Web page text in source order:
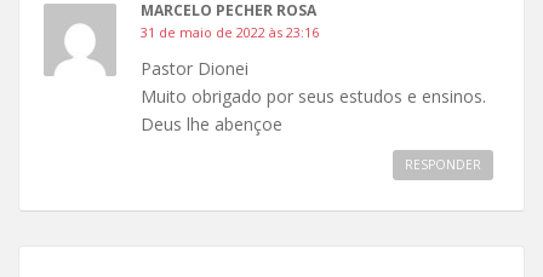
MARCELO PECHER ROSA
31 de maio de 2022 às 23:16
Pastor Dionei
Muito obrigado por seus estudos e ensinos.
Deus lhe abençoe
RESPONDER